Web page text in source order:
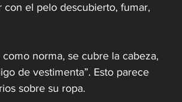
el pelo descubierto, fumar,
norma, se cubre la cabeza,
de vestimenta”. Esto parece
sobre su ropa.